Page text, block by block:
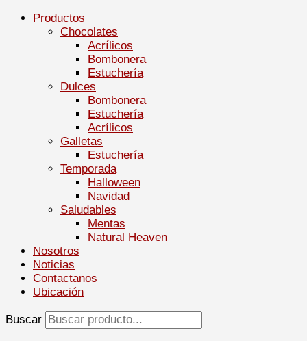
Productos
Chocolates
Acrílicos
Bombonera
Estuchería
Dulces
Bombonera
Estuchería
Acrílicos
Galletas
Estuchería
Temporada
Halloween
Navidad
Saludables
Mentas
Natural Heaven
Nosotros
Noticias
Contactanos
Ubicación
Buscar